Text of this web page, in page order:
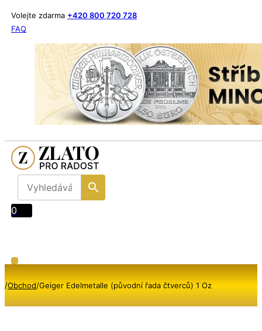
Volejte zdarma +420 800 720 728
FAQ
0
/Obchod/Geiger Edelmetalle (původní řada čtverců) 1 Oz